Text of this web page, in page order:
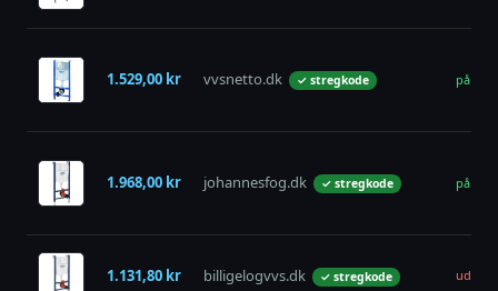
1.529,00 kr vvsnetto.dk ✓ stregkode på
1.968,00 kr johannesfog.dk ✓ stregkode på
1.131,80 kr billigelogvvs.dk ✓ stregkode